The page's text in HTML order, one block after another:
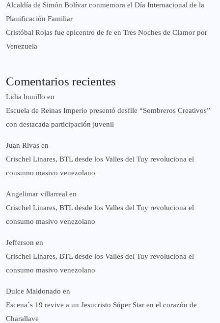
Alcaldía de Simón Bolívar conmemora el Día Internacional de la
Planificación Familiar
Cristóbal Rojas fue epicentro de fe en Tres Noches de Clamor por
Venezuela
Comentarios recientes
Lidia bonillo en
Escuela de Reinas Imperio presentó desfile “Sombreros Creativos”
con destacada participación juvenil
Juan Rivas en
Crischel Linares, BTL desde los Valles del Tuy revoluciona el
consumo masivo venezolano
Angelimar villarreal en
Crischel Linares, BTL desde los Valles del Tuy revoluciona el
consumo masivo venezolano
Jefferson en
Crischel Linares, BTL desde los Valles del Tuy revoluciona el
consumo masivo venezolano
Dulce Maldonado en
Escena´s 19 revive a un Jesucristo Súper Star en el corazón de
Charallave